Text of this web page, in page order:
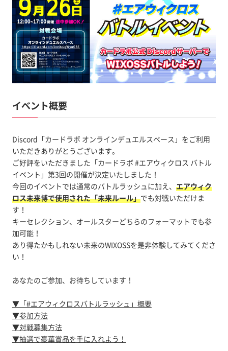
イベント概要
Discord「カードラボ オンラインデュエルスペース」をご利用
いただきありがとうございます。
ご好評をいただきました「カードラボ #エアウィクロス バトル
イベント」第3回の開催が決定いたしました！
今回のイベントでは通常のバトルラッシュに加え、 エアウィク
ロス未来博で使用された「未来ルール」でも対戦いただけま
す！
キーセレクション、オールスターどちらのフォーマットでも参
加可能！
あり得たかもしれない未来のWIXOSSを是非体験してみてくださ
い！
あなたのご参加、お待ちしています！
▼「#エアウィクロスバトルラッシュ」概要
▼参加方法
▼対戦募集方法
▼抽選で豪華賞品を手に入れよう！